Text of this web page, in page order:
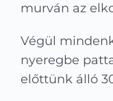
murván az
Végül
nyeregbe
előttünk álló